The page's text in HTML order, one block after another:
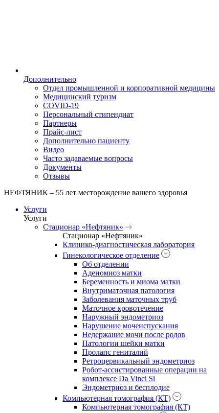
Дополнительно
Отдел промышленной и корпоративной медицины
Медицинский туризм
COVID-19
Персональный стипендиат
Партнеры
Прайс-лист
Дополнительно пациенту
Видео
Часто задаваемые вопросы
Документы
Отзывы
НЕФТЯНИК – 55 лет месторождение вашего здоровья
Услуги
Услуги
Стационар «Нефтяник»
Стационар «Нефтяник»
Клинико-диагностическая лаборатория
Гинекологическое отделение
Об отделении
Аденомиоз матки
Беременность и миома матки
Внутриматочная патология
Заболевания маточных труб
Маточное кровотечение
Наружный эндометриоз
Нарушение мочеиспускания
Недержание мочи после родов
Патологии шейки матки
Пролапс гениталий
Ретроцервикальный эндометриоз
Робот-ассистированные операции на
комплексе Da Vinci Si
Эндометриоз и бесплодие
Компьютерная томография (КТ)
Компьютерная томография (КТ)